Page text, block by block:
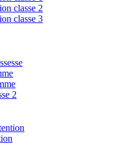
classe 2
classe 3
2